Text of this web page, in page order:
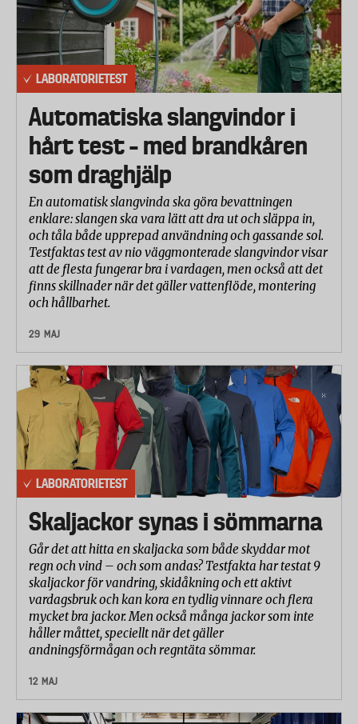
LABORATORIETEST
Automatiska slangvindor i
hårt test – med brandkåren
som draghjälp
En automatisk slangvinda ska göra bevattningen
enklare: slangen ska vara lätt att dra ut och släppa in,
och tåla både upprepad användning och gassande sol.
Testfaktas test av nio väggmonterade slangvindor visar
att de flesta fungerar bra i vardagen, men också att det
finns skillnader när det gäller vattenflöde, montering
och hållbarhet.
29 MAJ
LABORATORIETEST
Skaljackor synas i sömmarna
Går det att hitta en skaljacka som både skyddar mot
regn och vind – och som andas? Testfakta har testat 9
skaljackor för vandring, skidåkning och ett aktivt
vardagsbruk och kan kora en tydlig vinnare och flera
mycket bra jackor. Men också många jackor som inte
håller måttet, speciellt när det gäller
andningsförmågan och regntäta sömmar.
12 MAJ